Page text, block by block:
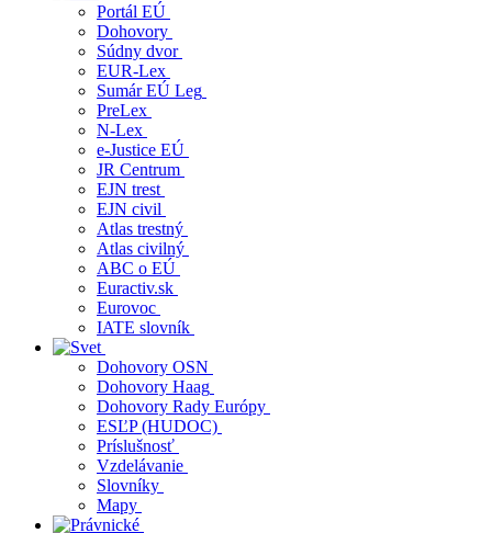
Portál EÚ
Dohovory
Súdny dvor
EUR-Lex
Sumár EÚ Leg
PreLex
N-Lex
e-Justice EÚ
JR Centrum
EJN trest
EJN civil
Atlas trestný
Atlas civilný
ABC o EÚ
Euractiv.sk
Eurovoc
IATE slovník
Dohovory OSN
Dohovory Haag
Dohovory Rady Európy
ESĽP (HUDOC)
Príslušnosť
Vzdelávanie
Slovníky
Mapy